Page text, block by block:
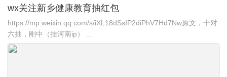
wx关注新乡健康教育抽红包
https://mp.weixin.qq.com/s/iXL18dSsIP2diPhV7Hd7Nw原文，十对
六抽，刚中（挂河南ip） ...